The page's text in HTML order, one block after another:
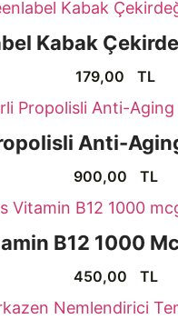
Kabak
179,00 TL
Anti-
900,00 TL
B12 1000
450,00 TL